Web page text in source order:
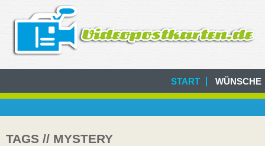
START WÜNSCHE
TAGS // MYSTERY